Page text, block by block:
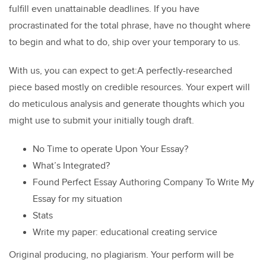
fulfill even unattainable deadlines. If you have
procrastinated for the total phrase, have no thought where
to begin and what to do, ship over your temporary to us.
With us, you can expect to get:A perfectly-researched
piece based mostly on credible resources. Your expert will
do meticulous analysis and generate thoughts which you
might use to submit your initially tough draft.
No Time to operate Upon Your Essay?
What’s Integrated?
Found Perfect Essay Authoring Company To Write My
Essay for my situation
Stats
Write my paper: educational creating service
Original producing, no plagiarism. Your perform will be